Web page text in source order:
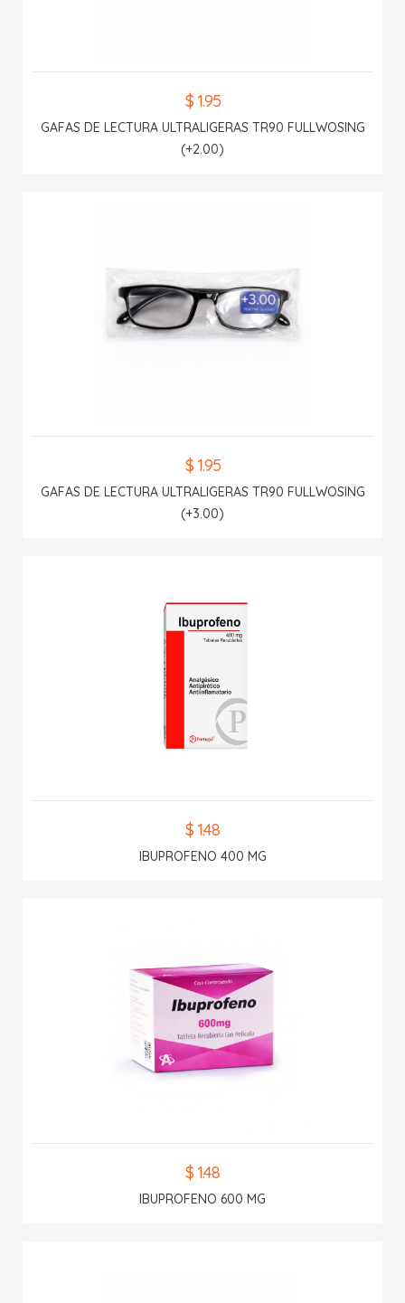
$ 1.95
GAFAS DE LECTURA ULTRALIGERAS TR90 FULLWOSING
(+2.00)
$ 1.95
GAFAS DE LECTURA ULTRALIGERAS TR90 FULLWOSING
(+3.00)
$ 1.48
IBUPROFENO 400 MG
$ 1.48
IBUPROFENO 600 MG